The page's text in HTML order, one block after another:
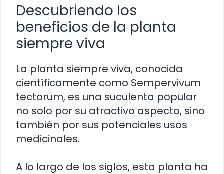
Descubriendo los
beneficios de la planta
siempre viva
La planta siempre viva, conocida
científicamente como Sempervivum
tectorum, es una suculenta popular
no solo por su atractivo aspecto, sino
también por sus potenciales usos
medicinales.
A lo largo de los siglos, esta planta ha